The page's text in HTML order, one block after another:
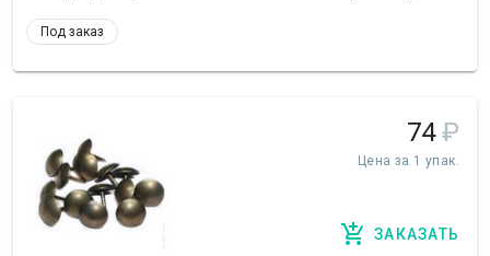
Под заказ
74 ₽
Цена за 1 упак.
ЗАКАЗАТЬ